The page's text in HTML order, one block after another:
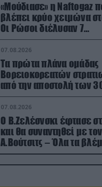
«Μούδιασε» η Naftogaz
βλέπει κρύο χειμώνα
Οι Ρώσοι διέλυσαν 7
εγκαταστάσεις του
κολοσσού!
07.08.2026
Τα πρώτα πλάνα ομάδας
Βορειοκορεατών
από την αποστολή των
που έφτασαν στη Ρωσία
07.08.2026
Ο Β.Ζελέσνσκι έφτασε
και θα συναντηθεί με τον
Α.Βούτσιτς – Όλα τα βλέμματα
στις σχέσεις με τη Ρωσία